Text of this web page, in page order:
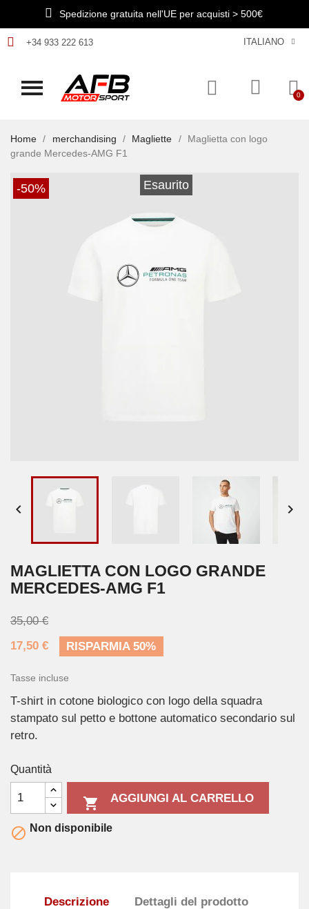
Spedizione gratuita nell'UE per acquisti > 500€
+34 933 222 613 ITALIANO
Home merchandising Magliette
Maglietta con logo
grande Mercedes-AMG F1
-50% Esaurito
 
MAGLIETTA CON LOGO GRANDE
MERCEDES-AMG F1
35,00 €
17,50 €
RISPARMIA 50%
Tasse incluse
T-shirt in cotone biologico con logo della squadra
stampato sul petto e bottone automatico secondario sul
retro.
Quantità
 AGGIUNGI AL CARRELLO
 Non disponibile
Descrizione Dettagli del prodotto